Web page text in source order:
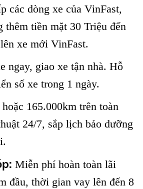
các dòng xe của VinFast,
thêm tiền mặt 30 Triệu đến
xe mới VinFast.
ngay, giao xe tận nhà. Hỗ
số xe trong 1 ngày.
165.000km trên toàn
24/7, sắp lịch bảo dưỡng
Miễn phí hoàn toàn lãi
đầu, thời gian vay lên đến 8